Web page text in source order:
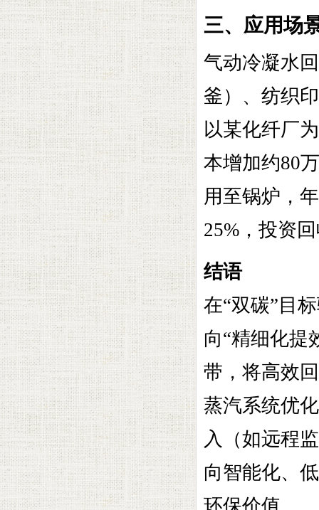
三、应用场
气动冷凝水
釜）、纺织
以某化纤厂
本增加约80
用至锅炉，
25%，投资
结语
在“双碳”目
向“精细化提
带，将高效
蒸汽系统优
入（如远程
向智能化、